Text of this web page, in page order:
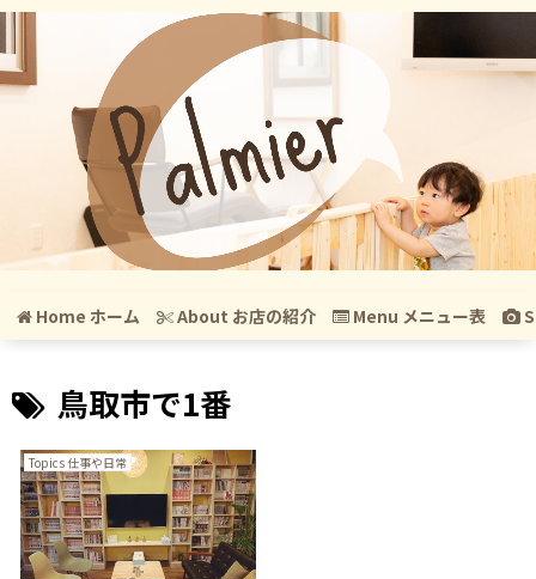
Home ホーム About お店の紹介 Menu メニュー表
鳥取市で1番
Topics 仕事や日常